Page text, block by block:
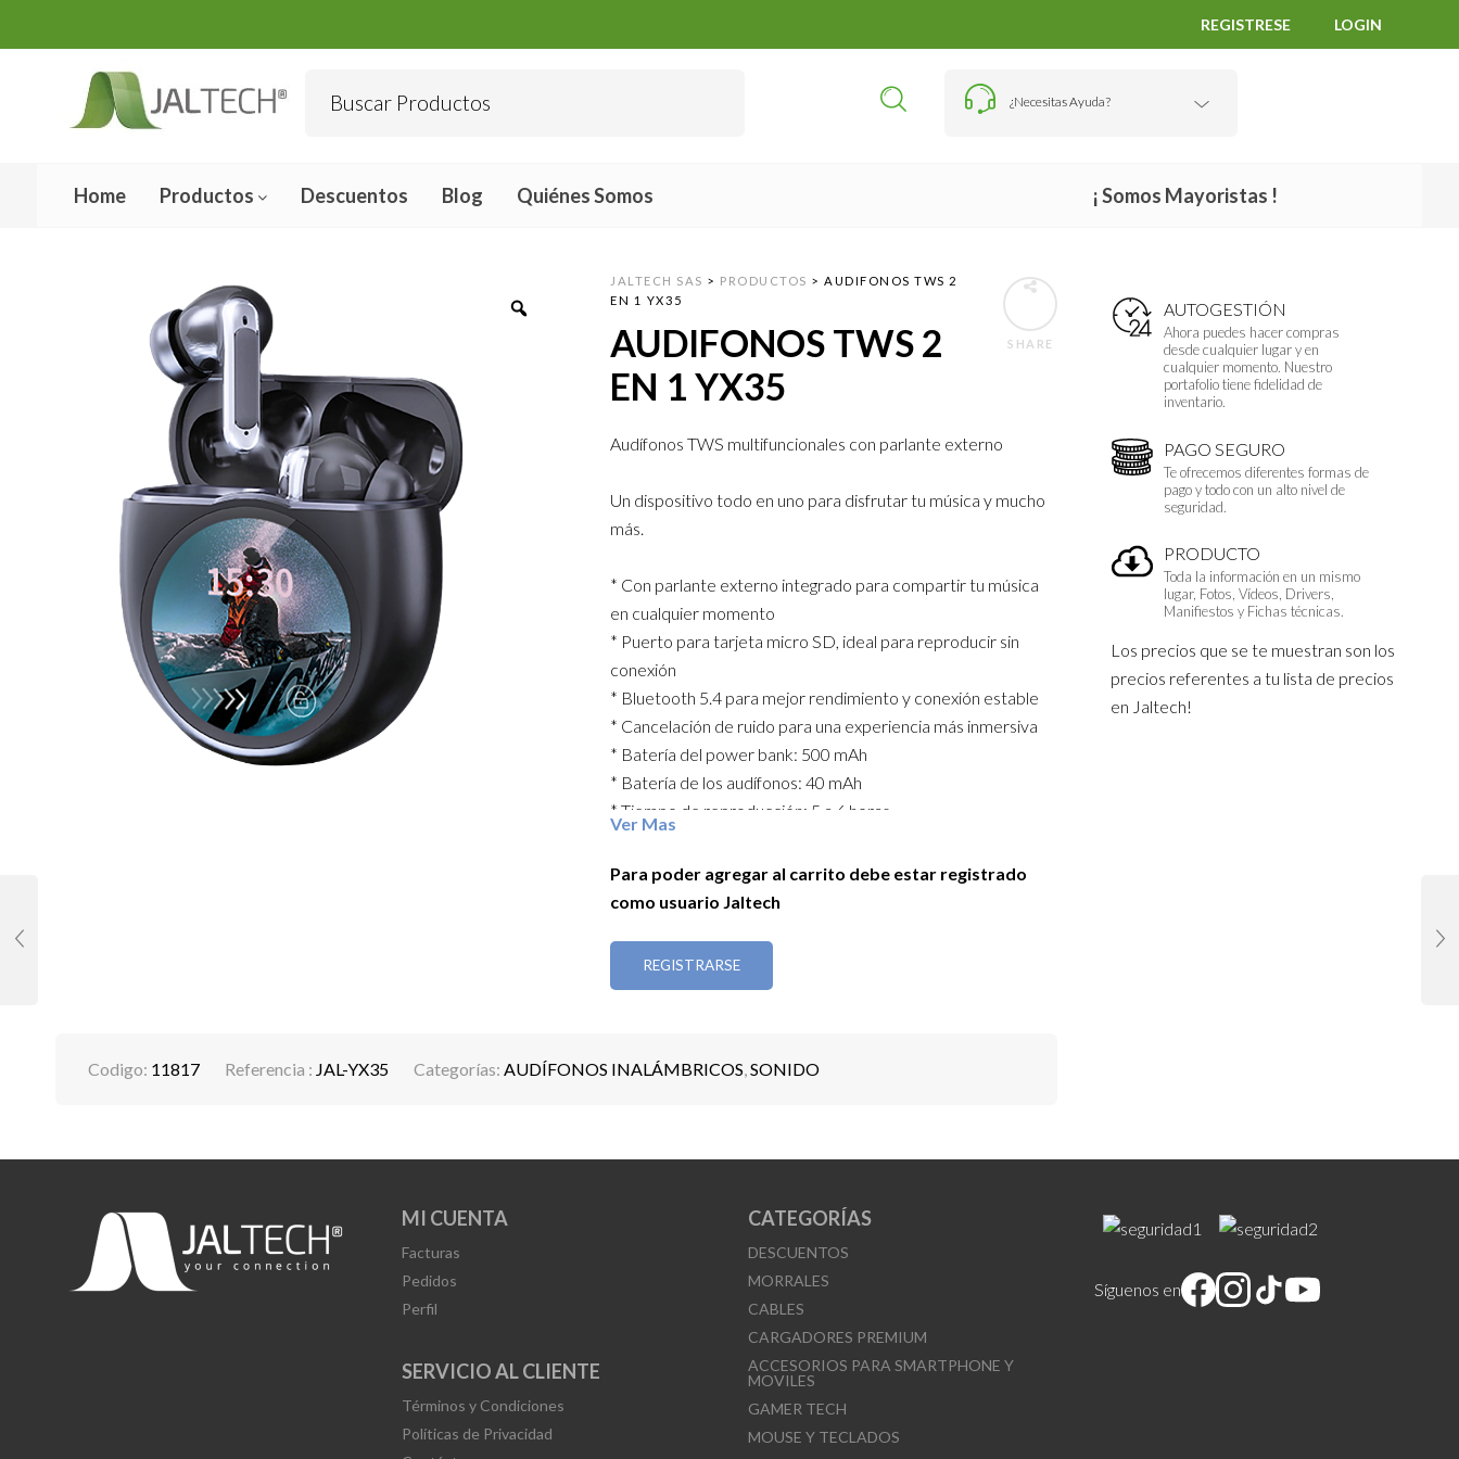
REGISTRESE LOGIN
¿Necesitas Ayuda?
Home Productos Descuentos Blog Quiénes Somos ¡ Somos Mayoristas !
AUTOGESTIÓN
Ahora puedes hacer compras
desde cualquier lugar y en
cualquier momento. Nuestro
portafolio tiene fidelidad de
inventario.
PAGO SEGURO
Te ofrecemos diferentes formas de
pago y todo con un alto nivel de
seguridad.
PRODUCTO
Toda la información en un mismo
lugar, Fotos, Vídeos, Drivers,
Manifiestos y Fichas técnicas.
Los precios que se te muestran son los
precios referentes a tu lista de precios
en Jaltech!
SHARE
JALTECH SAS > PRODUCTOS >AUDIFONOS TWS 2
EN 1 YX35
AUDIFONOS TWS 2
EN 1 YX35
Audífonos TWS multifuncionales con parlante externo
Un dispositivo todo en uno para disfrutar tu música y mucho
más.
* Con parlante externo integrado para compartir tu música
en cualquier momento
* Puerto para tarjeta micro SD, ideal para reproducir sin
conexión
* Bluetooth 5.4 para mejor rendimiento y conexión estable
* Cancelación de ruido para una experiencia más inmersiva
* Batería del power bank: 500 mAh
* Batería de los audífonos: 40 mAh
* Tiempo de reproducción: 5 a 6 horas
* Puerto de carga tipo C
archivos, ecualizador, cronómetro, encontrar audífonos,
experiencia más completa.
Ver Mas
Para poder agregar al carrito debe estar registrado
como usuario Jaltech
REGISTRARSE
Codigo: 11817 Referencia : JAL-YX35 Categorías: AUDÍFONOS INALÁMBRICOS,SONIDO
MI CUENTA
Facturas
Pedidos
Perfil
SERVICIO AL CLIENTE
Términos y Condiciones
Políticas de Privacidad
CATEGORÍAS
DESCUENTOS
MORRALES
CABLES
CARGADORES PREMIUM
ACCESORIOS PARA SMARTPHONE Y
MOVILES
GAMER TECH
MOUSE Y TECLADOS
Síguenos en